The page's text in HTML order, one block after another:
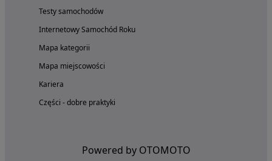
Testy samochodów
Internetowy Samochód Roku
Mapa kategorii
Mapa miejscowości
Kariera
Części - dobre praktyki
Powered by OTOMOTO